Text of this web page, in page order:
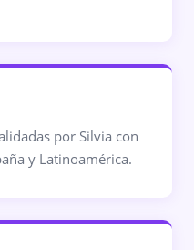
por Silvia con
y Latinoamérica.